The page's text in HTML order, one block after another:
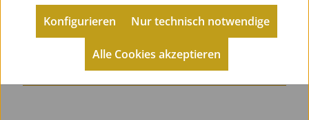
Keine Produkte gefunden.
Konfigurieren
Alle Cookies akzeptieren
Nur technisch notwendige